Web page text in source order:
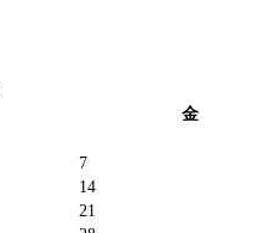
金
7
14
21